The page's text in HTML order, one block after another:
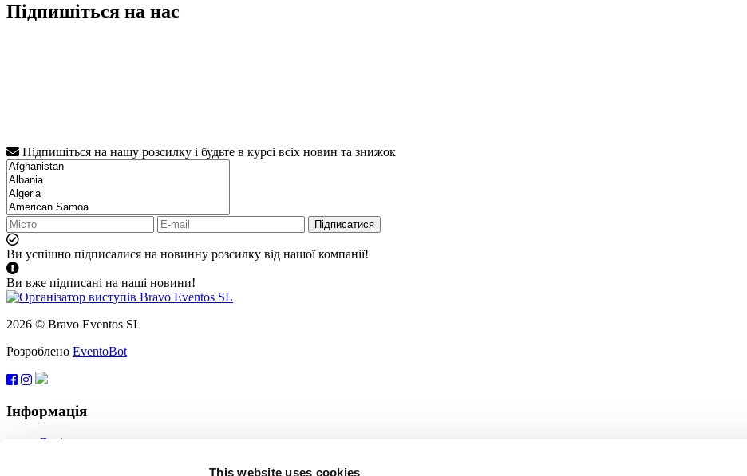
This website uses cookies
Підпишіться на нас
Підпишіться на нашу розсилку і будьте в курсі всіх новин та знижок
Підписатися
Ви успішно підписалися на новинну розсилку від нашої компанії!
Ви вже підписані на наші новини!
2026 © Bravo Eventos SL
Розроблено EventoBot
Інформація
Довідка